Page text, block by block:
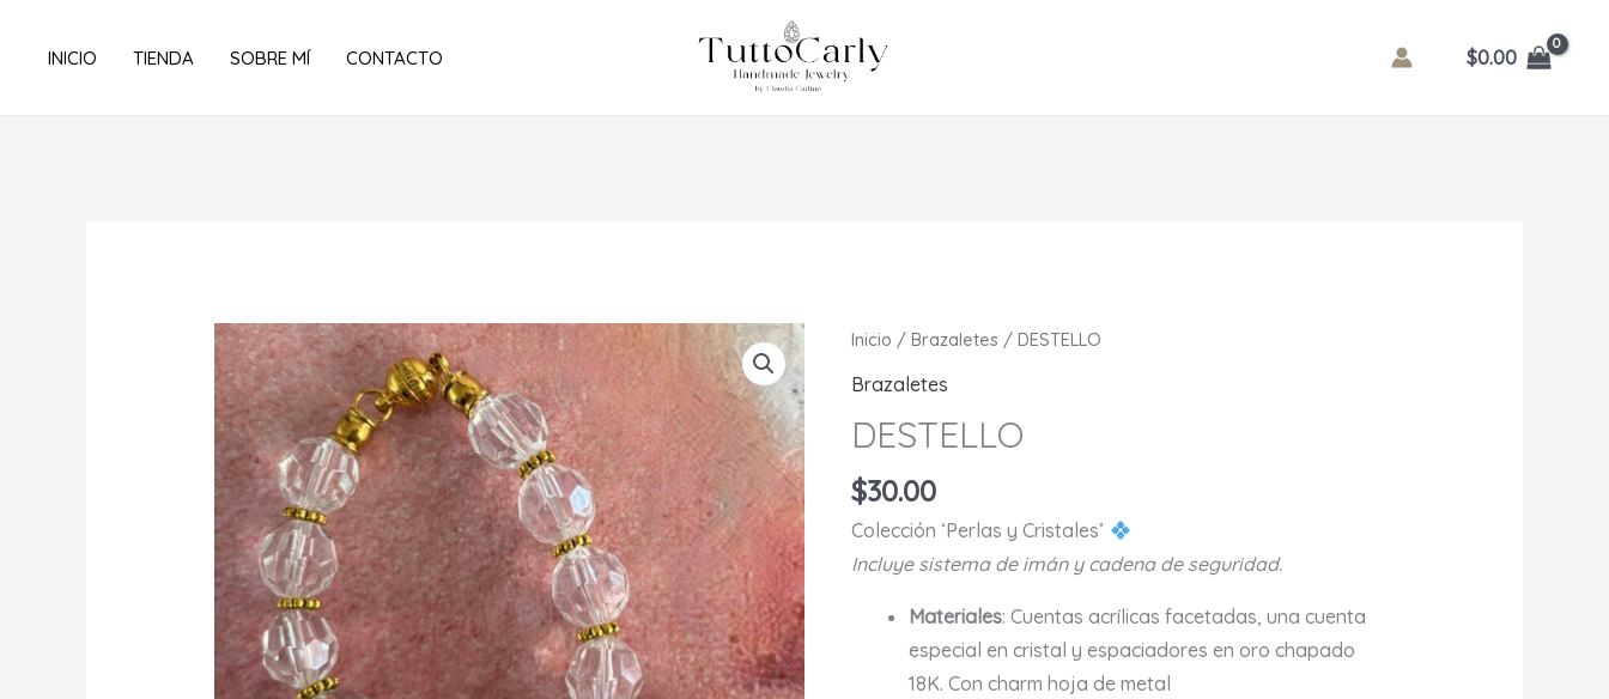
INICIO TIENDA SOBRE MÍ CONTACTO $0.00
Inicio /Brazaletes / DESTELLO
Brazaletes
DESTELLO
$30.00
Colección ‘Perlas y Cristales’
Incluye sistema de imán y cadena de seguridad.
Materiales: Cuentas acrílicas facetadas, una cuenta
especial en cristal y espaciadores en oro chapado
18K. Con charm hoja de metal